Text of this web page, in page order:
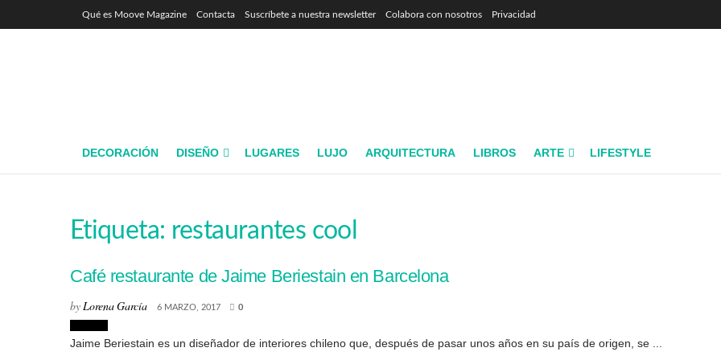
Qué es Moove Magazine Contacta Suscríbete a nuestra newsletter Colabora con nosotros Privacidad
DECORACIÓN DISEÑO LUGARES LUJO ARQUITECTURA LIBROS ARTE LIFESTYLE
Etiqueta: restaurantes cool
Café restaurante de Jaime Beriestain en Barcelona
byLorena García 6 MARZO, 2017 0
Jaime Beriestain es un diseñador de interiores chileno que, después de pasar unos años en su país de origen, se ...